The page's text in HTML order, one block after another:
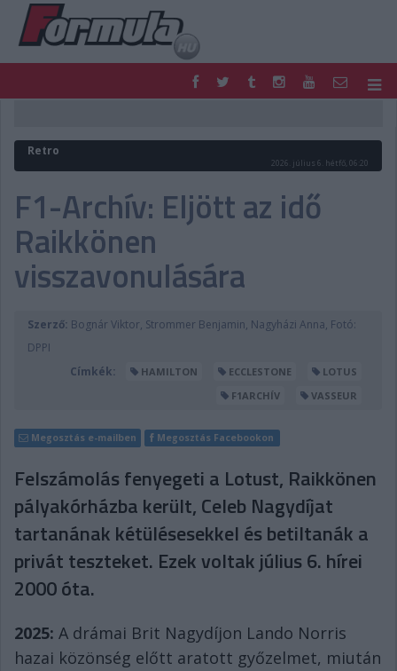
FORMULA
MOTOR
PODCAST
SHOP
LIVE
DIGITÁLIS MAGAZIN
VERSENYNAPTÁRAK
Retro
2026. július 6. hétfő, 06:20
F1-Archív: Eljött az idő
Raikkönen
visszavonulására
Szerző: Bognár Viktor, Strommer Benjamin, Nagyházi Anna, Fotó:
DPPI
Címkék:
HAMILTON ECCLESTONE
LOTUS
F1ARCHÍV
VASSEUR
Megosztás e-mailben Megosztás Facebookon
Felszámolás fenyegeti a Lotust, Raikkönen
pályakórházba került, Celeb Nagydíjat
tartanának kétülésesekkel és betiltanák a
privát teszteket. Ezek voltak július 6. hírei
2000 óta.
2025: A drámai Brit Nagydíjon Lando Norris
hazai közönség előtt aratott győzelmet, miután